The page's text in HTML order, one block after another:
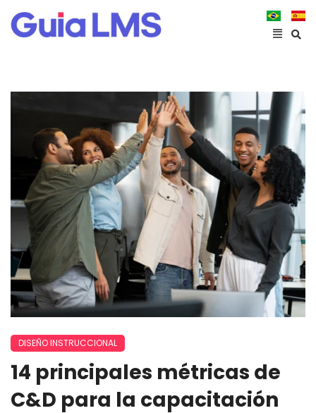
DISEÑO INSTRUCCIONAL
14 principales métricas de
C&D para la capacitación